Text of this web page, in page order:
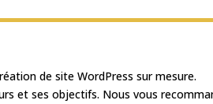
de site WordPress sur mesure.
et ses objectifs. Nous vous